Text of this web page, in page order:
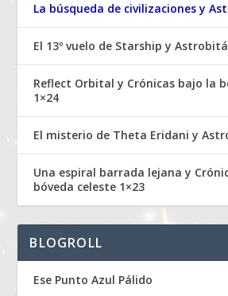
La búsqueda de civilizaciones y
El 13º vuelo de Starship y
Reflect Orbital y Crónicas bajo la
1×24
El misterio de Theta Eridani y
Una espiral barrada lejana y
bóveda celeste 1×23
BLOGROLL
Ese Punto Azul Pálido